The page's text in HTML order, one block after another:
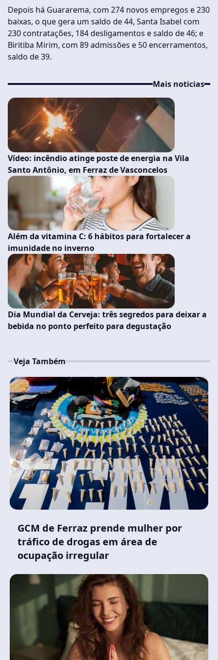
Depois há Guararema, com 274 novos empregos e 230
baixas, o que gera um saldo de 44, Santa Isabel com
230 contratações, 184 desligamentos e saldo de 46; e
Biritiba Mirim, com 89 admissões e 50 encerramentos,
saldo de 39.
Mais noticias
Vídeo: incêndio atinge poste de energia na Vila
Santo Antônio, em Ferraz de Vasconcelos
Além da vitamina C: 6 hábitos para fortalecer a
imunidade no inverno
Dia Mundial da Cerveja: três segredos para deixar a
bebida no ponto perfeito para degustação
Veja Também
GCM de Ferraz prende mulher por
tráfico de drogas em área de
ocupação irregular